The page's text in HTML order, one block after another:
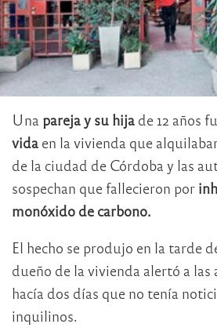
Una pareja y su hija de 12 años
vida en la vivienda que
de la ciudad de Córdoba y las
sospechan que fallecieron por
monóxido de carbono.
El hecho se produjo en la tarde
dueño de la vivienda alertó a
hacía dos días que no tenía
inquilinos.